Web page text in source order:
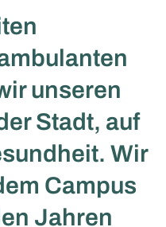
unseren
Stadt, auf
Wir
Campus
Jahren